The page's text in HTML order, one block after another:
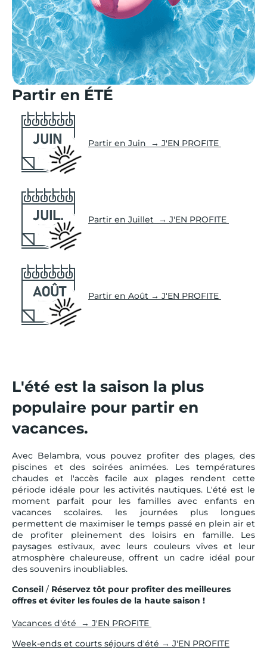
Partir en ÉTÉ
Partir en Juin → J'EN PROFITE
Partir en Juillet → J'EN PROFITE
Partir en Août → J'EN PROFITE
L'été est la saison la plus
populaire pour partir en
vacances.
Avec Belambra, vous pouvez profiter des plages, des
piscines et des soirées animées. Les températures
chaudes et l'accès facile aux plages rendent cette
période idéale pour les activités nautiques. L'été est le
moment parfait pour les familles avec enfants en
vacances scolaires. les journées plus longues
permettent de maximiser le temps passé en plein air et
de profiter pleinement des loisirs en famille. Les
paysages estivaux, avec leurs couleurs vives et leur
atmosphère chaleureuse, offrent un cadre idéal pour
des souvenirs inoubliables.
Conseil / Réservez tôt pour profiter des meilleures
offres et éviter les foules de la haute saison !
Vacances d'été → J'EN PROFITE
Week-ends et courts séjours d'été → J'EN PROFITE